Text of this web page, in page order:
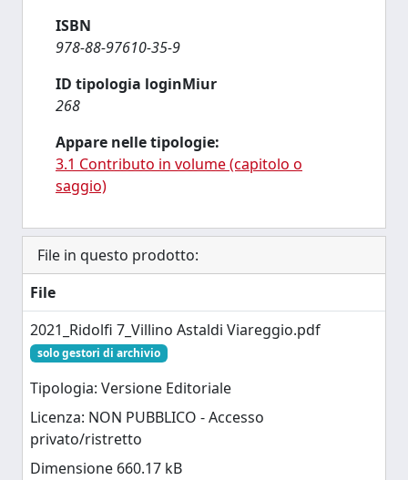
ISBN
978-88-97610-35-9
ID tipologia loginMiur
268
Appare nelle tipologie:
3.1 Contributo in volume (capitolo o
saggio)
File in questo prodotto:
File
2021_Ridolfi 7_Villino Astaldi Viareggio.pdf
solo gestori di archivio
Tipologia: Versione Editoriale
Licenza: NON PUBBLICO - Accesso
privato/ristretto
Dimensione 660.17 kB